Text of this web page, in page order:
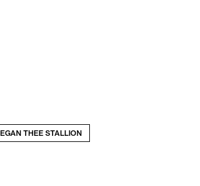
THEE STALLION